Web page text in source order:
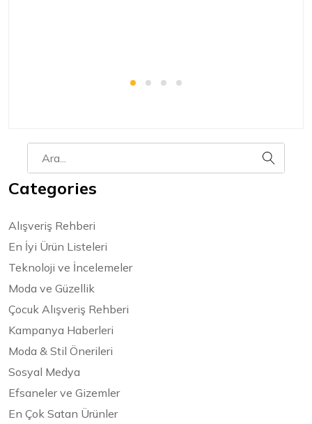
Categories
Alışveriş Rehberi
En İyi Ürün Listeleri
Teknoloji ve İncelemeler
Moda ve Güzellik
Çocuk Alışveriş Rehberi
Kampanya Haberleri
Moda & Stil Önerileri
Sosyal Medya
Efsaneler ve Gizemler
En Çok Satan Ürünler